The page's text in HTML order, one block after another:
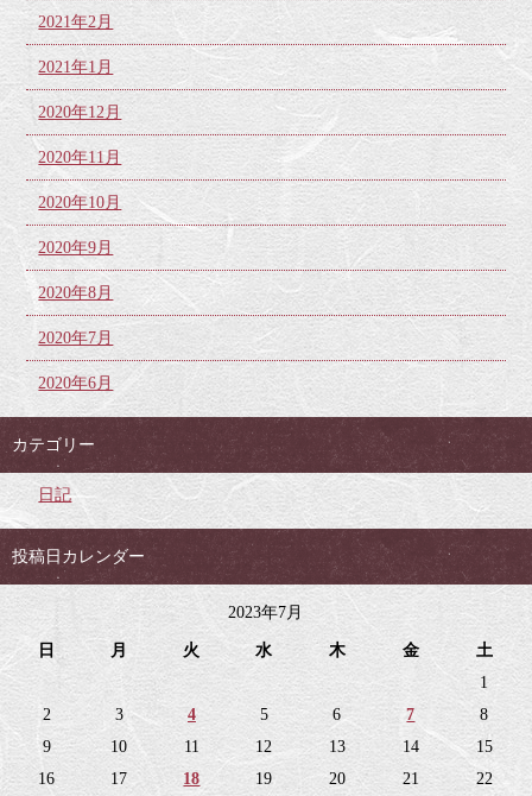
2021年2月
2021年1月
2020年12月
2020年11月
2020年10月
2020年9月
2020年8月
2020年7月
2020年6月
カテゴリー
日記
投稿日カレンダー
2023年7月
日 月 火 水 木 金
土
1
2
3 4 5 6 7
8
9
10 11 12 13 14
15
16
17 18 19 20 21 22